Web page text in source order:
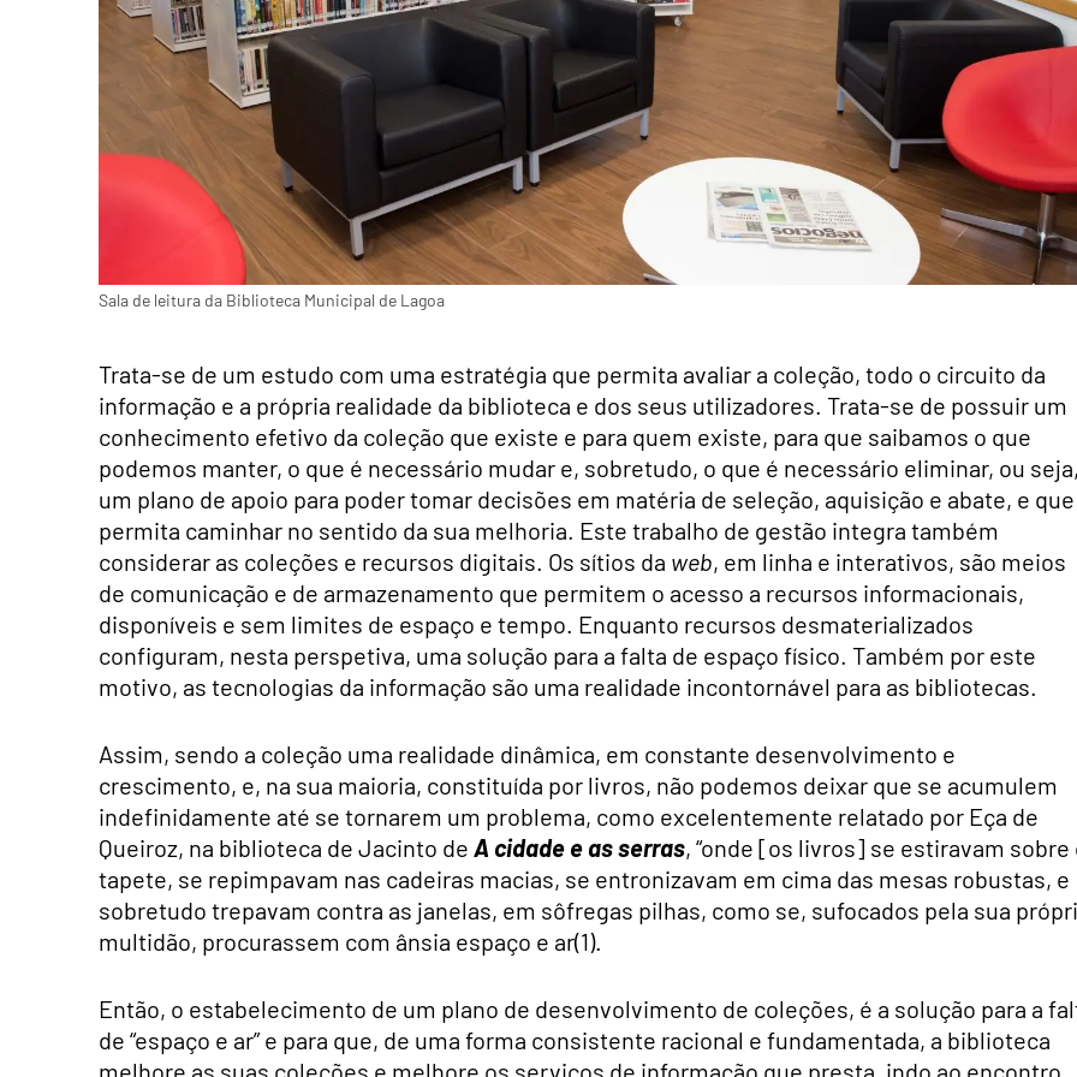
Sala de leitura da Biblioteca Municipal de Lagoa
Trata-se de um estudo com uma estratégia que permita avaliar a coleção, todo o circuito da
informação e a própria realidade da biblioteca e dos seus utilizadores. Trata-se de possuir um
conhecimento efetivo da coleção que existe e para quem existe, para que saibamos o que
podemos manter, o que é necessário mudar e, sobretudo, o que é necessário eliminar, ou
um plano de apoio para poder tomar decisões em matéria de seleção, aquisição e abate, e que
permita caminhar no sentido da sua melhoria. Este trabalho de gestão integra também
considerar as coleções e recursos digitais. Os sítios da web, em linha e interativos, são meios
de comunicação e de armazenamento que permitem o acesso a recursos informacionais,
disponíveis e sem limites de espaço e tempo. Enquanto recursos desmaterializados
configuram, nesta perspetiva, uma solução para a falta de espaço físico. Também por este
motivo, as tecnologias da informação são uma realidade incontornável para as bibliotecas.
Assim, sendo a coleção uma realidade dinâmica, em constante desenvolvimento e
crescimento, e, na sua maioria, constituída por livros, não podemos deixar que se acumulem
indefinidamente até se tornarem um problema, como excelentemente relatado por Eça de
Queiroz, na biblioteca de Jacinto de A cidade e as serras, “onde [os livros] se estiravam sobre
tapete, se repimpavam nas cadeiras macias, se entronizavam em cima das mesas robustas, e
sobretudo trepavam contra as janelas, em sôfregas pilhas, como se, sufocados pela sua
multidão, procurassem com ânsia espaço e ar(1).
Então, o estabelecimento de um plano de desenvolvimento de coleções, é a solução para a
de “espaço e ar” e para que, de uma forma consistente racional e fundamentada, a biblioteca
melhore as suas coleções e melhore os serviços de informação que presta, indo ao encontro